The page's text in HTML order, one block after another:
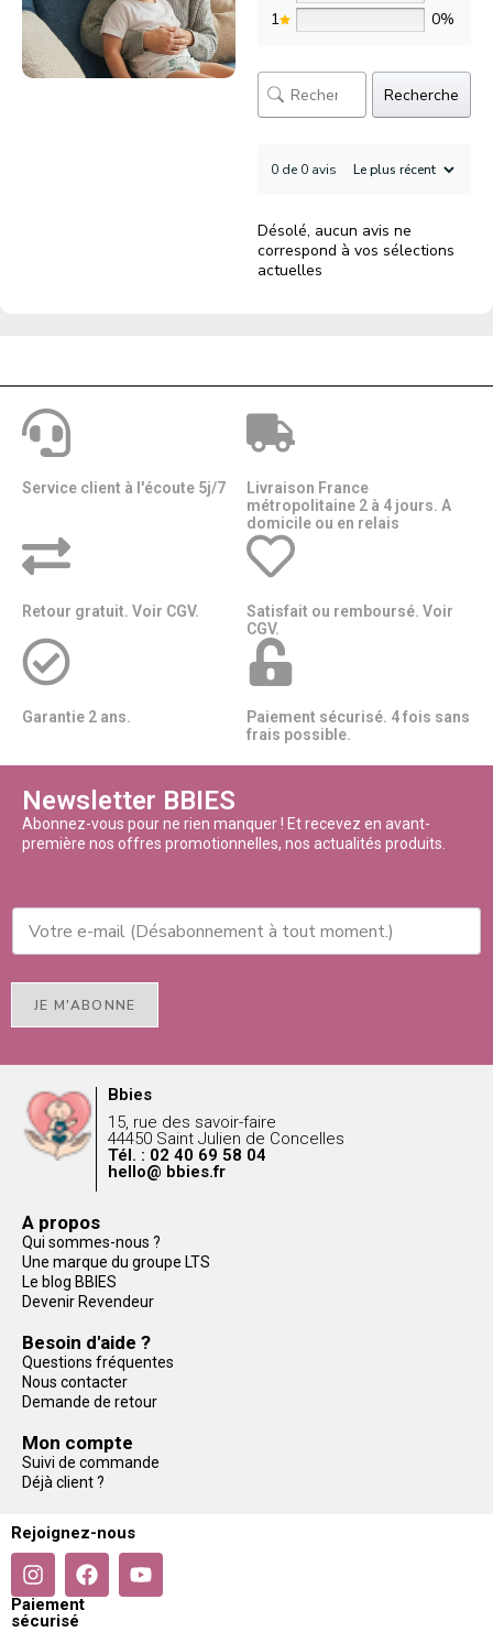
1
0%
Recherche
0 de 0 avis
Désolé, aucun avis ne
correspond à vos sélections
actuelles
Service client à l'écoute 5j/7
Livraison France
métropolitaine 2 à 4 jours. A
domicile ou en relais​​
Retour gratuit. Voir CGV.
Satisfait ou remboursé. Voir
CGV.
Garantie 2 ans.
Paiement sécurisé. 4 fois sans
frais possible.
Newsletter BBIES
Abonnez-vous pour ne rien manquer ! Et recevez en avant-
première nos offres promotionnelles, nos actualités produits.
JE M'ABONNE
Bbies
15, rue des savoir-faire
44450 Saint Julien de Concelles
Tél. : 02 40 69 58 04
hello@ bbies.fr
A propos
Qui sommes-nous ?
Une marque du groupe LTS
Le blog BBIES
Devenir Revendeur
Besoin d'aide ?
Questions fréquentes
Nous contacter
Demande de retour
Mon compte
Suivi de commande
Déjà client ?
Rejoignez-nous
Paiement
sécurisé